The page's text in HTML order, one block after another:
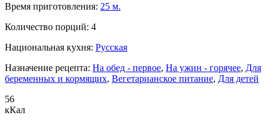
Время приготовления: 25 м.
Количество порций: 4
Национальная кухня: Русская
Назначение рецепта: На обед - первое, На ужин - горячее, Для
беременных и кормящих, Вегетарианское питание, Для детей
56
кКал